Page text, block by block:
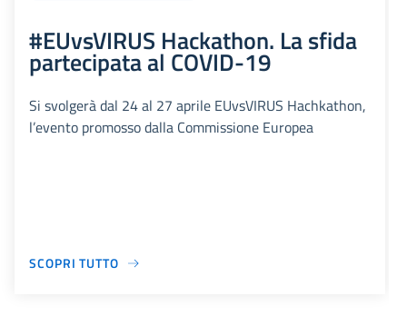
#EUvsVIRUS Hackathon. La sfida
partecipata al COVID-19
Si svolgerà dal 24 al 27 aprile EUvsVIRUS Hachkathon,
l’evento promosso dalla Commissione Europea
SCOPRI TUTTO